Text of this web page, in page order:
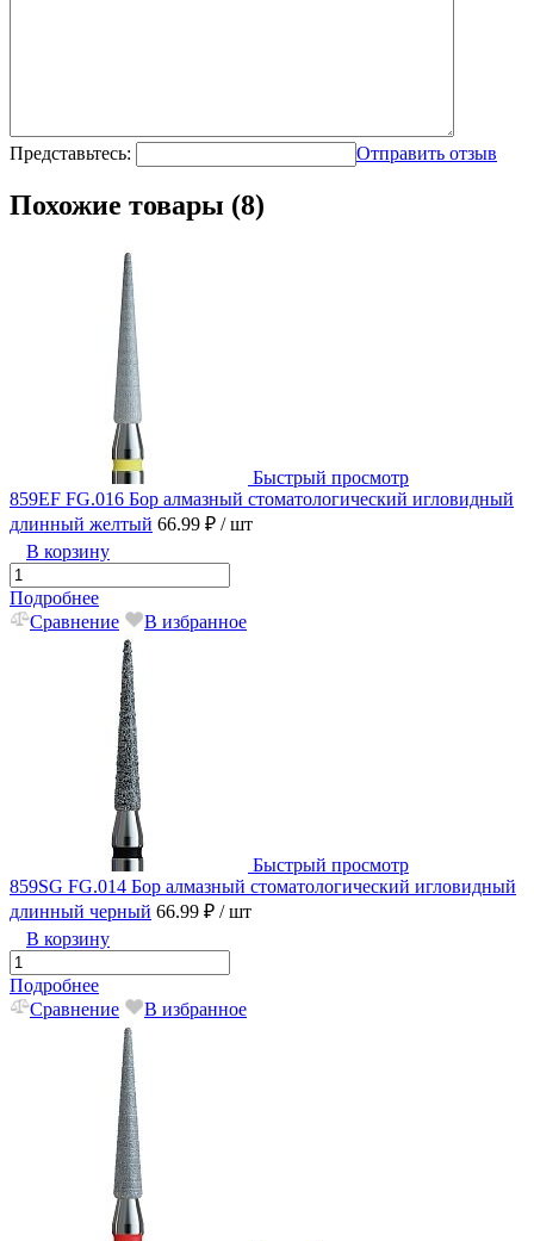
Представьтесь: Отправить отзыв
Похожие товары (8)
Быстрый просмотр
859EF FG.016 Бор алмазный стоматологический игловидный
длинный желтый 66.99 ₽ / шт
В корзину
Подробнее
Сравнение
В избранное
Быстрый просмотр
859SG FG.014 Бор алмазный стоматологический игловидный
длинный черный 66.99 ₽ / шт
В корзину
Подробнее
Сравнение
В избранное